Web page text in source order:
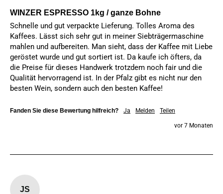
WINZER ESPRESSO 1kg / ganze Bohne
Schnelle und gut verpackte Lieferung. Tolles Aroma des
Kaffees. Lässt sich sehr gut in meiner Siebträgermaschine
mahlen und aufbereiten. Man sieht, dass der Kaffee mit Liebe
geröstet wurde und gut sortiert ist. Da kaufe ich öfters, da
die Preise für dieses Handwerk trotzdem noch fair und die
Qualität hervorragend ist. In der Pfalz gibt es nicht nur den
besten Wein, sondern auch den besten Kaffee!
Fanden Sie diese Bewertung hilfreich? Ja Melden Teilen
vor 7 Monaten
JS